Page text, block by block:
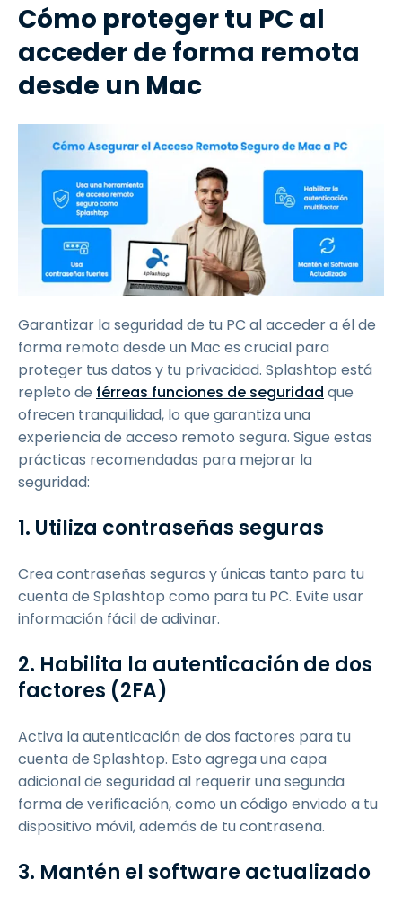
Cómo proteger tu PC al
acceder de forma remota
desde un Mac
Garantizar la seguridad de tu PC al acceder a él de
forma remota desde un Mac es crucial para
proteger tus datos y tu privacidad. Splashtop está
repleto de férreas funciones de seguridad que
ofrecen tranquilidad, lo que garantiza una
experiencia de acceso remoto segura. Sigue estas
prácticas recomendadas para mejorar la
seguridad:
1. Utiliza contraseñas seguras
Crea contraseñas seguras y únicas tanto para tu
cuenta de Splashtop como para tu PC. Evite usar
información fácil de adivinar.
2. Habilita la autenticación de dos
factores (2FA)
Activa la autenticación de dos factores para tu
cuenta de Splashtop. Esto agrega una capa
adicional de seguridad al requerir una segunda
forma de verificación, como un código enviado a tu
dispositivo móvil, además de tu contraseña.
3. Mantén el software actualizado